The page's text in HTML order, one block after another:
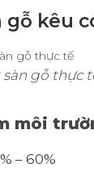
gỗ kêu
gỗ thực
môi
– 60%